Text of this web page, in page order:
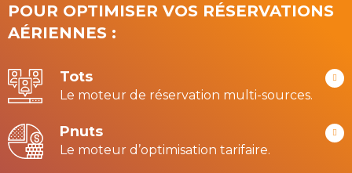
POUR OPTIMISER VOS RÉSERVATIONS
AÉRIENNES :
Tots
Le moteur de réservation multi-sources.
Pnuts
Le moteur d’optimisation tarifaire.